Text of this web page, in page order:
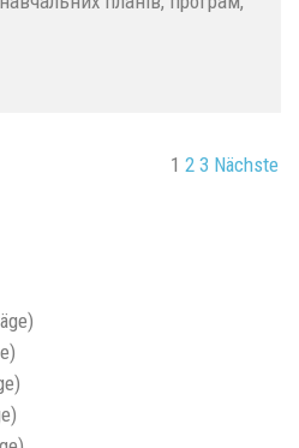
1 2 3 Nächste